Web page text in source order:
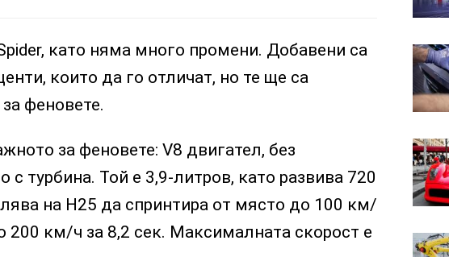
като няма много промени. Добавени са
които да го отличат, но те ще са
феновете.
за феновете: V8 двигател, без
с турбина. Той е 3,9-литров, като развива 720
на H25 да спринтира от място до 100 км/
200 км/ч за 8,2 сек. Максималната скорост е